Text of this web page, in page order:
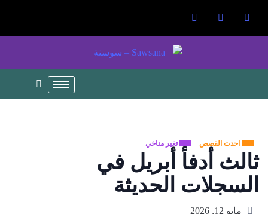
احدث القصص تغير مناخي
ثالث أدفأ أبريل في
السجلات الحديثة
مايو 12, 2026